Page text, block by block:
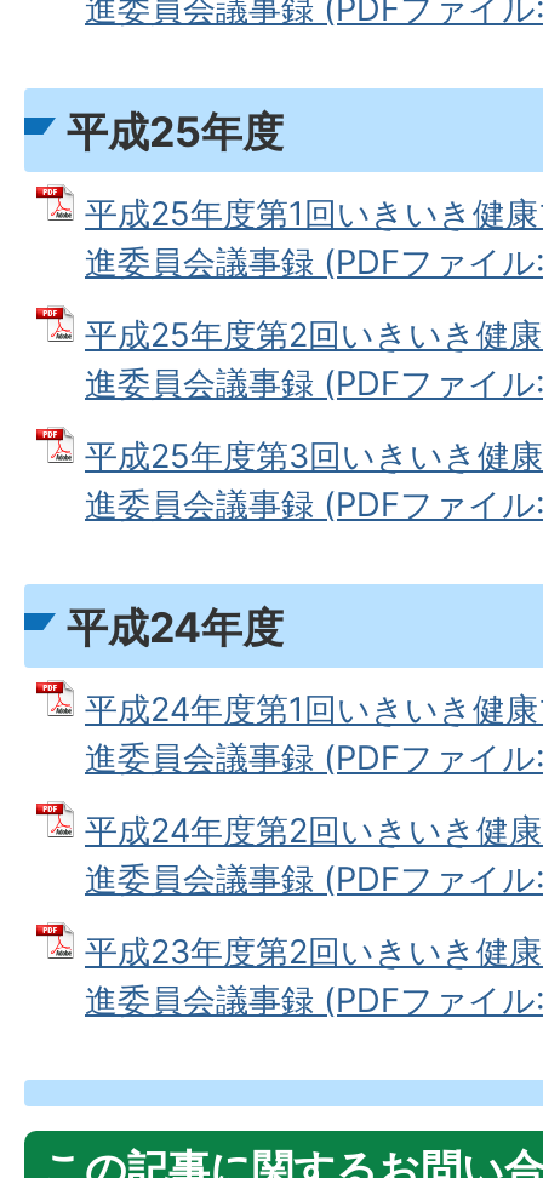
進委員会議事録 (PDFファイ
平成25年度
平成25年度第1回いきいき健
進委員会議事録 (PDFファイ
平成25年度第2回いきいき健
進委員会議事録 (PDFファイ
平成25年度第3回いきいき健
進委員会議事録 (PDFファイ
平成24年度
平成24年度第1回いきいき健
進委員会議事録 (PDFファイ
平成24年度第2回いきいき健
進委員会議事録 (PDFファイ
平成23年度第2回いきいき健
進委員会議事録 (PDFファイ